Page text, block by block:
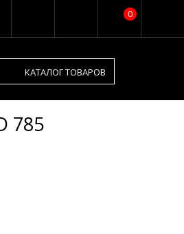
0
КАТАЛОГ ТОВАРОВ
785